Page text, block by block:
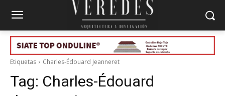
Etiquetas Charles-Édouard Jeanneret
Tag: Charles-Édouard